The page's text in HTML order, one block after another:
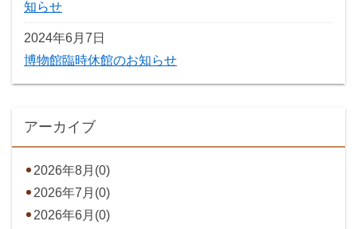
知らせ
2024年6月7日
博物館臨時休館のお知らせ
アーカイブ
2026年8月(0)
2026年7月(0)
2026年6月(0)